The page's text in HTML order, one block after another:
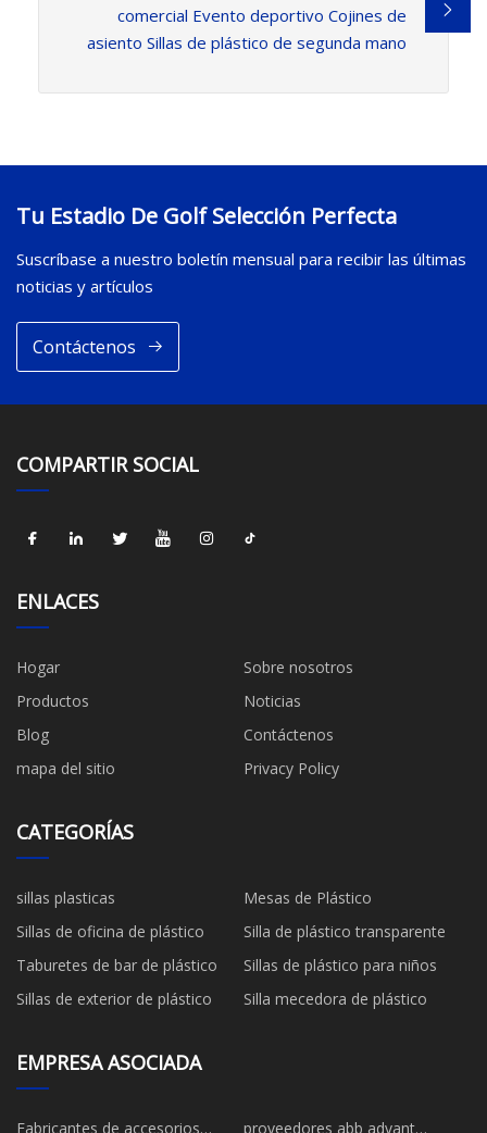
comercial Evento deportivo Cojines de
asiento Sillas de plástico de segunda mano
Tu Estadio De Golf Selección Perfecta
Suscríbase a nuestro boletín mensual para recibir las últimas
noticias y artículos
Contáctenos
COMPARTIR SOCIAL
ENLACES
Hogar
Sobre nosotros
Productos
Noticias
Blog
Contáctenos
mapa del sitio
Privacy Policy
CATEGORÍAS
sillas plasticas
Mesas de Plástico
Sillas de oficina de plástico
Silla de plástico transparente
Taburetes de bar de plástico
Sillas de plástico para niños
Sillas de exterior de plástico
Silla mecedora de plástico
EMPRESA ASOCIADA
Fabricantes de accesorios proveedores abb advant